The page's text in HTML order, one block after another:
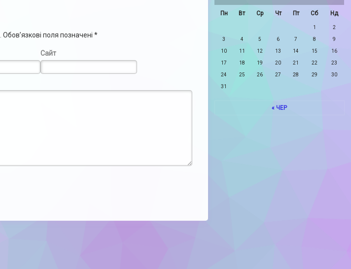
Обов’язкові поля позначені*
Сайт
Пн Вт Ср Чт Пт Сб Нд
1 2
3 4 5 6 7 8 9
10 11 12 13 14 15 16
17 18 19 20 21 22 23
24 25 26 27 28 29 30
31
« ЧЕР